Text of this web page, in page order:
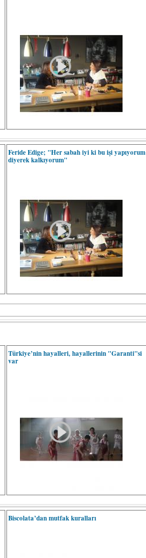
Feride Edige; "Her sabah iyi ki bu işi yapıyorum
diyerek kalkıyorum"
Türkiye’nin hayalleri, hayallerinin "Garanti"si
var
Biscolata’dan mutfak kuralları